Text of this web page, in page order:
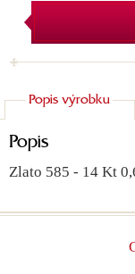
Popis výrobku
Popis
Zlato 585 - 14 Kt